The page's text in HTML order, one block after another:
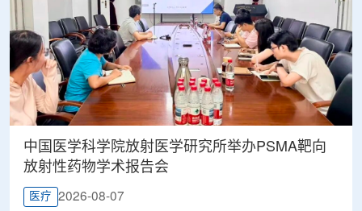
中国医学科学院放射医学研究所举办PSMA靶向
放射性药物学术报告会
医疗 2026-08-07